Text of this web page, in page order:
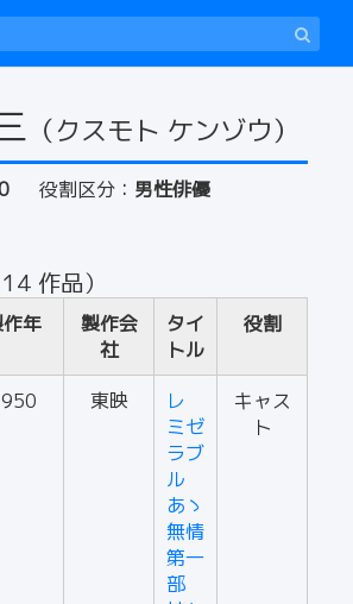
（クスモト ケンゾウ）
役割区分： 男性俳優
14 作品）
年
製作会
社
タイ
トル
役割
東映
レ
ミゼ
ラブ
ル
あゝ
無情
第一
部
キャス
ト